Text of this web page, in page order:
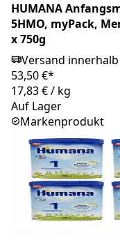
HUMANA
5HMO, myPack,
x 750g
Versand
53,50 €*
17,83 €/ kg
Auf Lager
Markenprodukt